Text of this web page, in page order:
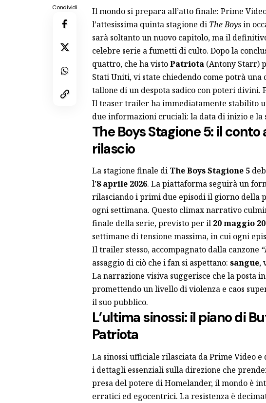
Condividi
Il mondo si prepara all’atto finale: Prime
l’attesissima quinta stagione di The Boysin
sarà soltanto un nuovo capitolo, ma il
celebre serie a fumetti di culto. Dopo la
quattro, che ha vistoPatriota (Antony Starr)
Stati Uniti, vi state chiedendo come potrà
tallone di un despota sadico con poteri divini.
Il teaser trailer ha immediatamente stabilito
due informazioni cruciali: la data di inizio e la
The Boys Stagione 5: il
rilascio
La stagione finale di The Boys Stagione 5
l’8 aprile 2026. La piattaforma seguirà un
rilasciando i primi due episodi il giorno della
ogni settimana. Questo climax narrativo
finale della serie, previsto per il 20 maggio
settimane di tensione massima, in cui ogni
Il trailer stesso, accompagnato dalla canzone
assaggio di ciò che i fan si aspettano: sangue,
La narrazione visiva suggerisce che la posta
promettendo un livello di violenza e caos
il suo pubblico.
L’ultima sinossi: il piano di
Patriota
La sinossi ufficiale rilasciata da Prime Video
i dettagli essenziali sulla direzione che
presa del potere di Homelander, il mondo è
erratici ed egocentrici. La resistenza è